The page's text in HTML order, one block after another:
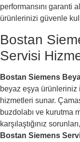
performansını garanti
ürünlerinizi güvenle
Bostan
Servisi
Bostan Siemens
beyaz eşya ürünleriniz
hizmetleri sunar.
buzdolabı ve kurutma
karşılaştığınız
Bostan Siemens